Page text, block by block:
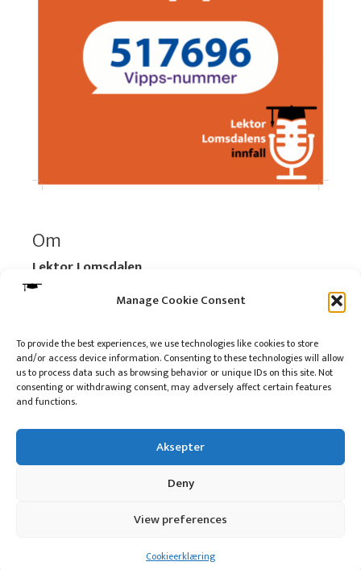
Manage Cookie Consent
To provide the best experiences, we use technologies like cookies to store
and/or access device information. Consenting to these technologies will allow
us to process data such as browsing behavior or unique IDs on this site. Not
consenting or withdrawing consent, may adversely affect certain features
and functions.
Aksepter
Deny
View preferences
Cookieerklæring
Om
Lektor Lomsdalen
Organisasjonsnummer:
920 712 312 MVA
Les mer:Om selskapet
Les mer:Om reklame på podkasten
© 2016 - 2026 Lektor Lomsdalen